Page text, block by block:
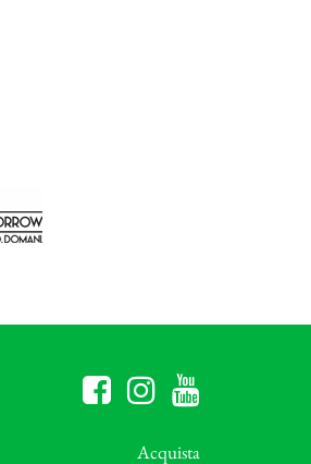
Acquista